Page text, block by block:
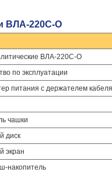
ВЛА-220С-О
ВЛА-220С-О
по эксплуатации
питания с держателем кабеля
чашки
диск
экран
накопитель